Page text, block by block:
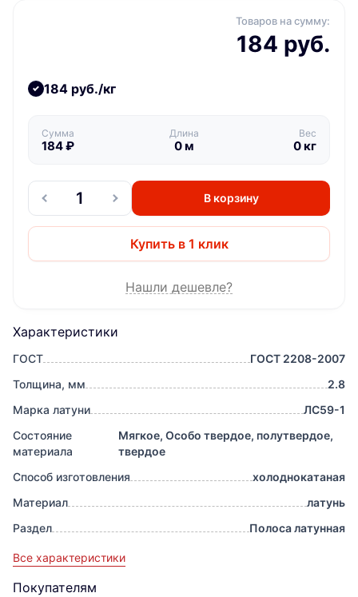
Характеристики
ГОСТ
ГОСТ 2208-2007
Толщина, мм
2.8
Марка латуни
ЛС59-1
Состояние
материала
Мягкое, Особо твердое, полутвердое,
твердое
Способ изготовления
холоднокатаная
Материал
латунь
Раздел
Полоса латунная
Все характеристики
Покупателям
Товаров на сумму:
184 руб.
184 руб./кг
Сумма
184₽
Длина
0м
Вес
0кг
В корзину
Купить в 1 клик
Нашли дешевле?